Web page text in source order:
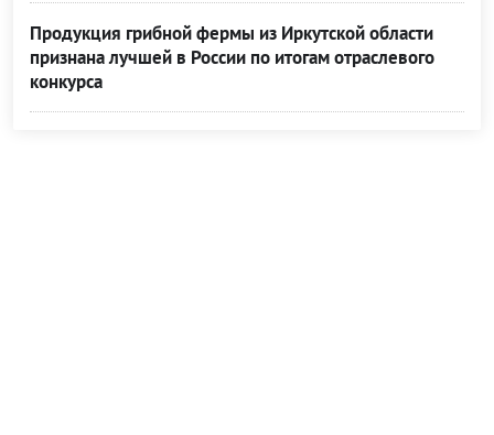
Продукция грибной фермы из Иркутской области
признана лучшей в России по итогам отраслевого
конкурса